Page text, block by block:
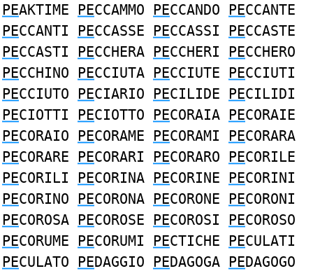
PEAKTIME PECCAMMO PECCANDO PECCANTE
PECCANTI PECCASSE PECCASSI PECCASTE
PECCASTI PECCHERA PECCHERI PECCHERO
PECCHINO PECCIUTA PECCIUTE PECCIUTI
PECCIUTO PECIARIO PECILIDE PECILIDI
PECIOTTI PECIOTTO PECORAIA PECORAIE
PECORAIO PECORAME PECORAMI PECORARA
PECORARE PECORARI PECORARO PECORILE
PECORILI PECORINA PECORINE PECORINI
PECORINO PECORONA PECORONE PECORONI
PECOROSA PECOROSE PECOROSI PECOROSO
PECORUME PECORUMI PECTICHE PECULATI
PECULATO PEDAGGIO PEDAGOGA PEDAGOGO